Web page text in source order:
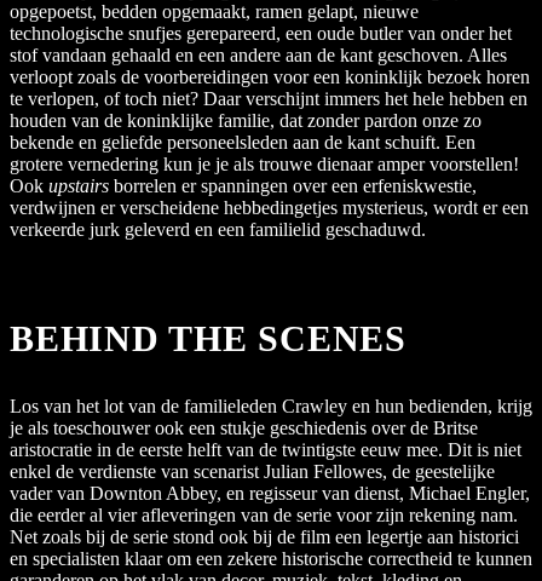
opgepoetst, bedden opgemaakt, ramen gelapt, nieuwe
technologische snufjes gerepareerd, een oude butler van onder het
stof vandaan gehaald en een andere aan de kant geschoven. Alles
verloopt zoals de voorbereidingen voor een koninklijk bezoek horen
te verlopen, of toch niet? Daar verschijnt immers het hele hebben en
houden van de koninklijke familie, dat zonder pardon onze zo
bekende en geliefde personeelsleden aan de kant schuift. Een
grotere vernedering kun je je als trouwe dienaar amper voorstellen!
Ook upstairs borrelen er spanningen over een erfeniskwestie,
verdwijnen er verscheidene hebbedingetjes mysterieus, wordt er een
verkeerde jurk geleverd en een familielid geschaduwd.
BEHIND THE SCENES
Los van het lot van de familieleden Crawley en hun bedienden, krijg
je als toeschouwer ook een stukje geschiedenis over de Britse
aristocratie in de eerste helft van de twintigste eeuw mee. Dit is niet
enkel de verdienste van scenarist Julian Fellowes, de geestelijke
vader van Downton Abbey, en regisseur van dienst, Michael Engler,
die eerder al vier afleveringen van de serie voor zijn rekening nam.
Net zoals bij de serie stond ook bij de film een legertje aan historici
en specialisten klaar om een zekere historische correctheid te kunnen